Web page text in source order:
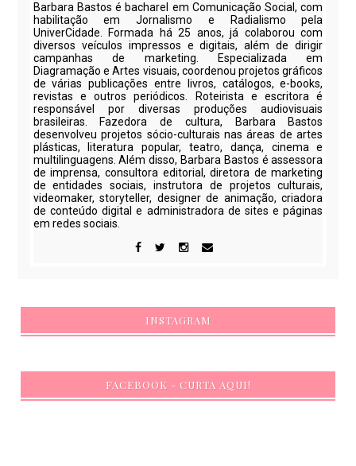
Barbara Bastos é bacharel em Comunicação Social, com
habilitação em Jornalismo e Radialismo pela
UniverCidade. Formada há 25 anos, já colaborou com
diversos veículos impressos e digitais, além de dirigir
campanhas de marketing. Especializada em
Diagramação e Artes visuais, coordenou projetos gráficos
de várias publicações entre livros, catálogos, e-books,
revistas e outros periódicos. Roteirista e escritora é
responsável por diversas produções audiovisuais
brasileiras. Fazedora de cultura, Barbara Bastos
desenvolveu projetos sócio-culturais nas áreas de artes
plásticas, literatura popular, teatro, dança, cinema e
multilinguagens. Além disso, Barbara Bastos é assessora
de imprensa, consultora editorial, diretora de marketing
de entidades sociais, instrutora de projetos culturais,
videomaker, storyteller, designer de animação, criadora
de conteúdo digital e administradora de sites e páginas
em redes sociais.
INSTAGRAM
FACEBOOK - CURTA AQUI!